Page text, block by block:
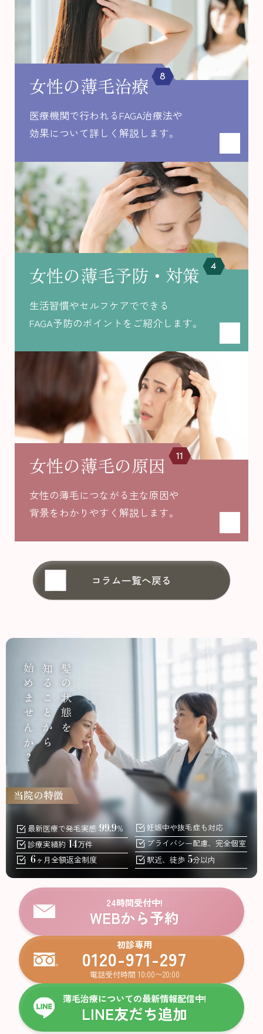
女性の薄毛治療 8
医療機関で行われるFAGA治療法や
効果について詳しく解説します。
女性の薄毛予防・対策 4
生活習慣やセルフケアでできる
FAGA予防のポイントをご紹介します。
女性の薄毛の原因 11
女性の薄毛につながる主な原因や
背景をわかりやすく解説します。
コラム一覧へ戻る
髪の状態を
知ることから
始めませんか？
当院の特徴
最新医療で発毛実感 99.9% 妊娠中や抜毛症も対応
診療実績約 14万件 プライバシー配慮、 完全個室
6ヶ月全額返金制度 駅近、徒歩 5分以内
24時間受付中!
WEBから予約
初診専用
0120-971-297
電話受付時間 10:00〜20:00
薄毛治療についての最新情報配信中!
LINE友だち追加